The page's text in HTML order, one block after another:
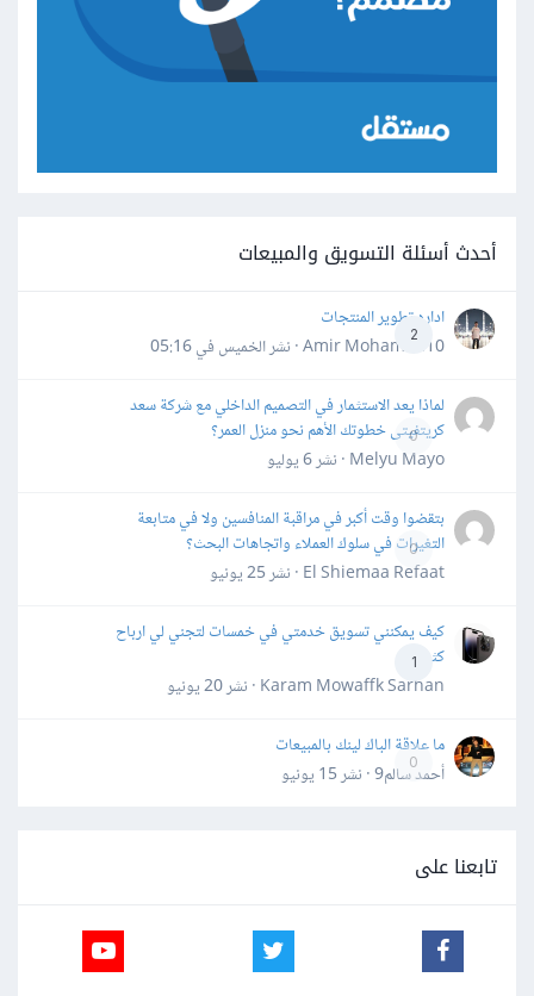
أحدث أسئلة التسويق والمبيعات
2
اداره تطوير المنتجات
Amir Mohamed10 · نشر
الخميس في 05:16
0
لماذا يعد الاستثمار في التصميم الداخلي مع شركة سعد
كريتفيتى خطوتك الأهم نحو منزل العمر؟
Melyu Mayo · نشر
6 يوليو
0
بتقضوا وقت أكبر في مراقبة المنافسين ولا في متابعة
التغيرات في سلوك العملاء واتجاهات البحث؟
El Shiemaa Refaat · نشر
25 يونيو
1
كيف يمكنني تسويق خدمتي في خمسات لتجني لي ارباح
كثيرة
Karam Mowaffk Sarhan · نشر
20 يونيو
0
ما علاقة الباك لينك بالمبيعات
أحمد سالم9 · نشر
15 يونيو
تابعنا على